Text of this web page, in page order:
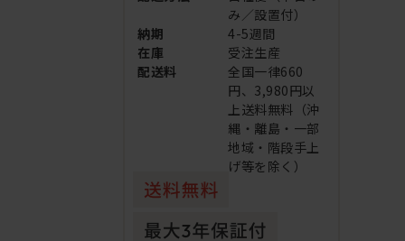
み／設置付）
納期
4-5週間
在庫
受注生産
配送料
全国一律660
円、3,980円以
上送料無料（沖
縄・離島・一部
地域・階段手上
げ等を除く）